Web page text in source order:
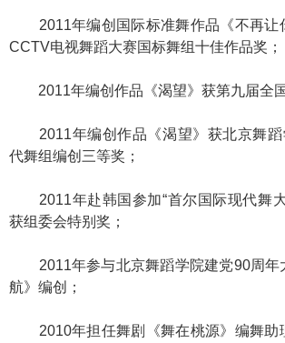
2011年编创国际标准舞作品《不再让
CCTV电视舞蹈大赛国标舞组十佳作品奖；
2011年编创作品《渴望》获第九届全国
2011年编创作品《渴望》获北京舞蹈
代舞组编创三等奖；
2011年赴韩国参加“首尔国际现代舞大
获组委会特别奖；
2011年参与北京舞蹈学院建党90周年
航》编创；
2010年担任舞剧《舞在桃源》编舞助